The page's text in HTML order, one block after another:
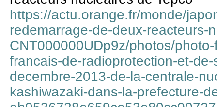
https://actu.orange.fr/monde/
redemarrage-de-deux-reacteurs-
CNT000000UDp9z/photos/
francais-de-radioprotection-et-
decembre-2013-de-la-centrale-
kashiwazaki-dans-la-prefecture-